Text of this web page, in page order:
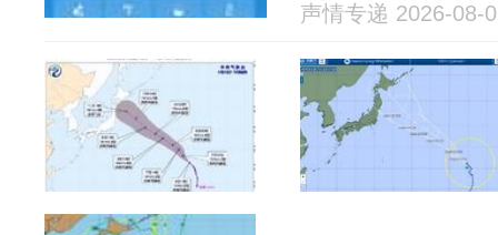
声情专递 2026-08-